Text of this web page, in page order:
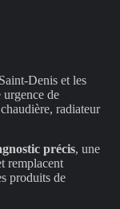
Denis et les
de
radiateur
précis, une
remplacent
produits de